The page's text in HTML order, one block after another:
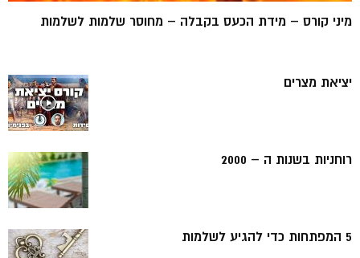
מיני קורס – מידת הכעס בקבלה – מחוסר שלמות לשלמות
יציאת מצרים
רוחניות בשנות ה – 2000
5 המפתחות כדי להגיע לשלמות